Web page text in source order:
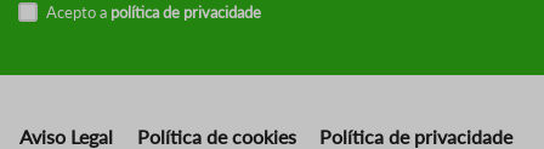
Acepto a política de privacidade
Aviso Legal Política de cookies
Política de privacidade